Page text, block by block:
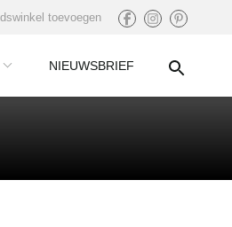
toevoegen
NIEUWSBRIEF